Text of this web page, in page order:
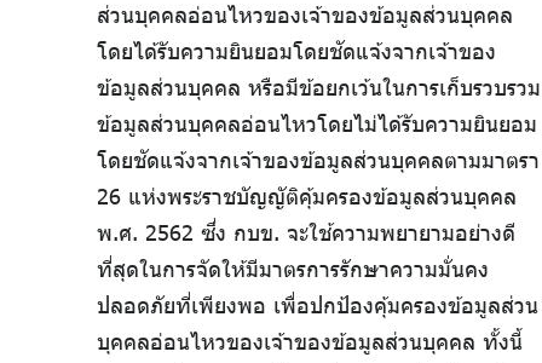
ส่วนบุคคลอ่อนไหวของเจ้าของข้อมูลส่วนบุคคล
โดยได้รับความยินยอมโดยชัดแจ้งจากเจ้าของ
ข้อมูลส่วนบุคคล หรือมีข้อยกเว้นในการเก็บรวบรวม
ข้อมูลส่วนบุคคลอ่อนไหวโดยไม่ได้รับความยินยอม
โดยชัดแจ้งจากเจ้าของข้อมูลส่วนบุคคลตามมาตรา
26 แห่งพระราชบัญญัติคุ้มครองข้อมูลส่วนบุคคล
พ.ศ. 2562 ซึ่ง กบข. จะใช้ความพยายามอย่างดี
ที่สุดในการจัดให้มีมาตรการรักษาความมั่นคง
ปลอดภัยที่เพียงพอ เพื่อปกป้องคุ้มครองข้อมูลส่วน
บุคคลอ่อนไหวของเจ้าของข้อมูลส่วนบุคคล ทั้งนี้